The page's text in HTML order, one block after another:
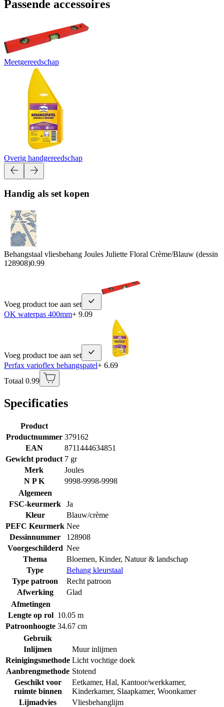
Passende accessoires
Meetgereedschap
Overig handgereedschap
Handig als set kopen
Behangstaal vliesbehang Joules Juliette Floral Crème/Blauw (dessin
128908)0.99
Voeg product toe aan set
OK waterpas 400mm+ 9.09
Voeg product toe aan set
Perfax varioflex behangspatel+ 6.69
Totaal 0.99
Specificaties
Product
Productnummer 379162
EAN
8711444634851
Gewicht product 7 gr
Merk
Joules
N P K
9998-9998-9998
Algemeen
FSC-keurmerk
Ja
Kleur
Blauw/crème
PEFC Keurmerk Nee
Dessinnummer
128908
Voorgeschilderd Nee
Thema
Bloemen, Kinder, Natuur & landschap
Type
Behang kleurstaal
Type patroon
Recht patroon
Afwerking
Glad
Afmetingen
Lengte op rol 10.05 m
Patroonhoogte 34.67 cm
Gebruik
Inlijmen
Muur inlijmen
Reinigingsmethode Licht vochtige doek
Aanbrengmethode Stotend
Geschikt voor
ruimte binnen
Eetkamer, Hal, Kantoor/werkkamer,
Kinderkamer, Slaapkamer, Woonkamer
Lijmadvies
Vliesbehanglijm